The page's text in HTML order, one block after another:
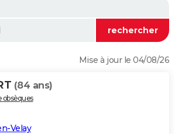
Mise à jour le 04/08/26
(84 ans)
Velay